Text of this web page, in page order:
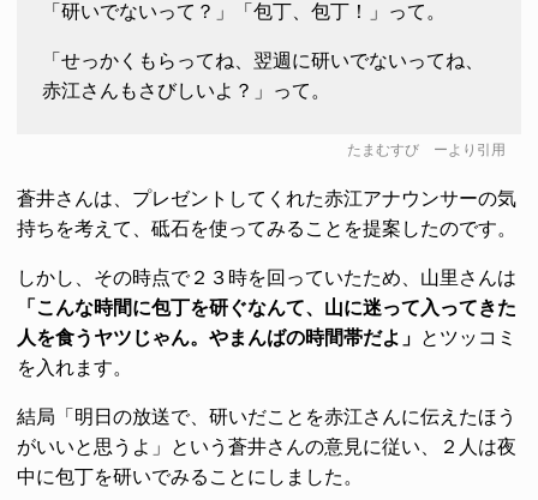
「研いでないって？」「包丁、包丁！」って。
「せっかくもらってね、翌週に研いでないってね、
赤江さんもさびしいよ？」って。
たまむすびーより引用
蒼井さんは、プレゼントしてくれた赤江アナウンサーの気
持ちを考えて、砥石を使ってみることを提案したのです。
しかし、その時点で２３時を回っていたため、山里さんは
「こんな時間に包丁を研ぐなんて、山に迷って入ってきた
人を食うヤツじゃん。やまんばの時間帯だよ」 とツッコミ
を入れます。
結局「明日の放送で、研いだことを赤江さんに伝えたほう
がいいと思うよ」という蒼井さんの意見に従い、２人は夜
中に包丁を研いでみることにしました。